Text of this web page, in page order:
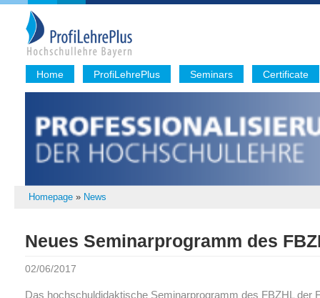
Home ProfiLehrePlus Seminars Certificate
Homepage » News
Neues Seminarprogramm des
02/06/2017
Das hochschuldidaktische Seminarprogramm des FBZHL der